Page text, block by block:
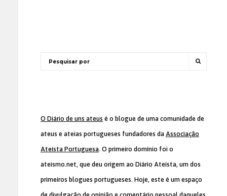
O Diário de uns ateus é o blogue de uma comunidade de
ateus e ateias portugueses fundadores da Associação
Ateísta Portuguesa. O primeiro domínio foi o
ateismo.net, que deu origem ao Diário Ateísta, um dos
primeiros blogues portugueses. Hoje, este é um espaço